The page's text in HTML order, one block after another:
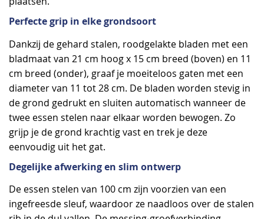
Perfecte grip in elke grondsoort
Dankzij de gehard stalen, roodgelakte bladen met een
bladmaat van 21 cm hoog x 15 cm breed (boven) en 11
cm breed (onder), graaf je moeiteloos gaten met een
diameter van 11 tot 28 cm. De bladen worden stevig in
de grond gedrukt en sluiten automatisch wanneer de
twee essen stelen naar elkaar worden bewogen. Zo
grijp je de grond krachtig vast en trek je deze
eenvoudig uit het gat.
Degelijke afwerking en slim ontwerp
De essen stelen van 100 cm zijn voorzien van een
ingefreesde sleuf, waardoor ze naadloos over de stalen